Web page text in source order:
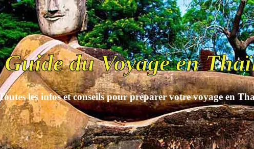
du Voyage en
les infos et conseils pour préparer votre voyage en